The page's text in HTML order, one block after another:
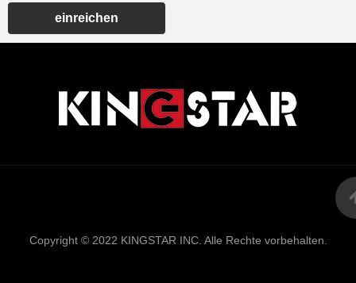
einreichen
Copyright © 2022 KINGSTAR INC. Alle Rechte vorbehalten.